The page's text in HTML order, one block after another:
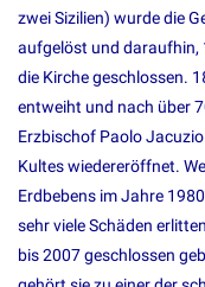
zwei Sizilien) wurde die
aufgelöst und daraufhin,
die Kirche geschlossen.
entweiht und nach über
Erzbischof Paolo
Kultes wiedereröffnet.
Erdbebens im Jahre
sehr viele Schäden
bis 2007 geschlossen